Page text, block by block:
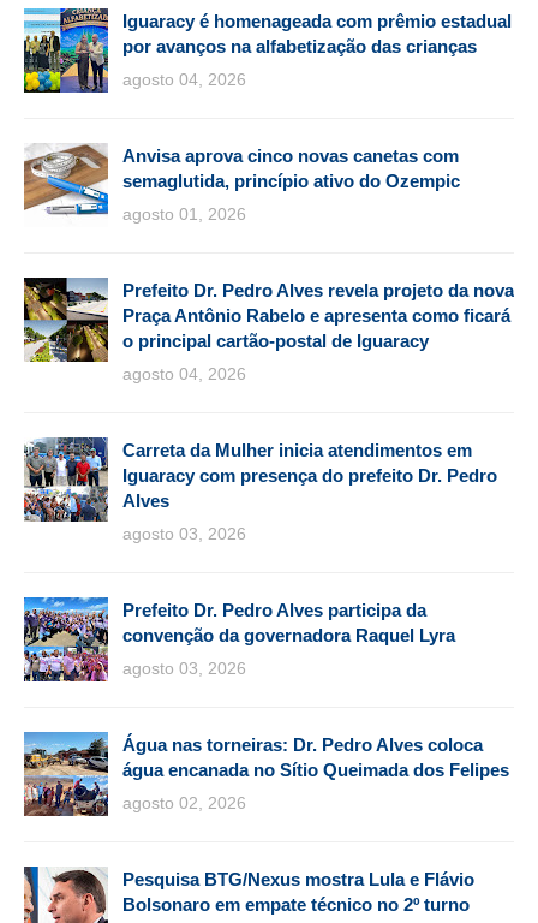
Iguaracy é homenageada com prêmio estadual
por avanços na alfabetização das crianças
agosto 04, 2026
Anvisa aprova cinco novas canetas com
semaglutida, princípio ativo do Ozempic
agosto 01, 2026
Prefeito Dr. Pedro Alves revela projeto da nova
Praça Antônio Rabelo e apresenta como ficará
o principal cartão-postal de Iguaracy
agosto 04, 2026
Carreta da Mulher inicia atendimentos em
Iguaracy com presença do prefeito Dr. Pedro
Alves
agosto 03, 2026
Prefeito Dr. Pedro Alves participa da
convenção da governadora Raquel Lyra
agosto 03, 2026
Água nas torneiras: Dr. Pedro Alves coloca
água encanada no Sítio Queimada dos Felipes
agosto 02, 2026
Pesquisa BTG/Nexus mostra Lula e Flávio
Bolsonaro em empate técnico no 2º turno